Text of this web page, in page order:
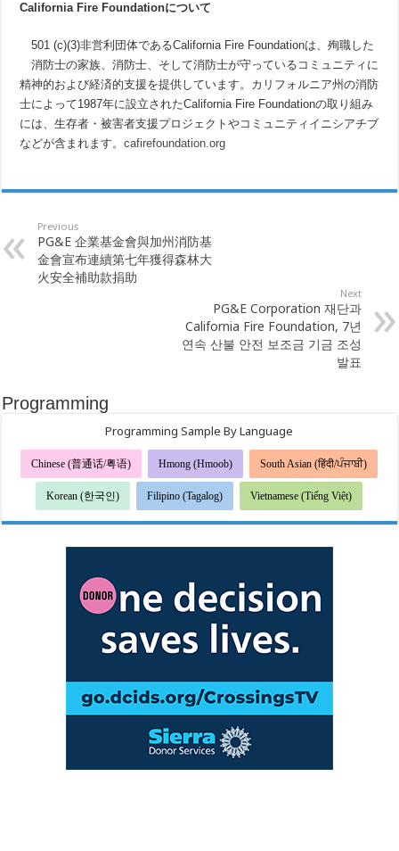
California Fire Foundationについて
501 (c)(3)非営利団体であるCalifornia Fire Foundationは、殉職した
消防士の家族、消防士、そして消防士が守っているコミュニティに
精神的および経済的支援を提供しています。カリフォルニア州の消防
士によって1987年に設立されたCalifornia Fire Foundationの取り組み
には、生存者・被害者支援プロジェクトやコミュニティイニシアチブ
などが含まれます。cafirefoundation.org
Previous
PG&E 企業基金會與加州消防基
金會宣布連續第七年獲得森林大
火安全補助款捐助
Next
PG&E Corporation 재단과
California Fire Foundation, 7년
연속 산불 안전 보조금 기금 조성
발표
Programming
Programming Sample By Language
Chinese (普通话/粤语) Hmong (Hmoob) South Asian (हिंदी/ਪੰਜਾਬੀ)
Korean (한국인) Filipino (Tagalog) Vietnamese (Tiếng Việt)